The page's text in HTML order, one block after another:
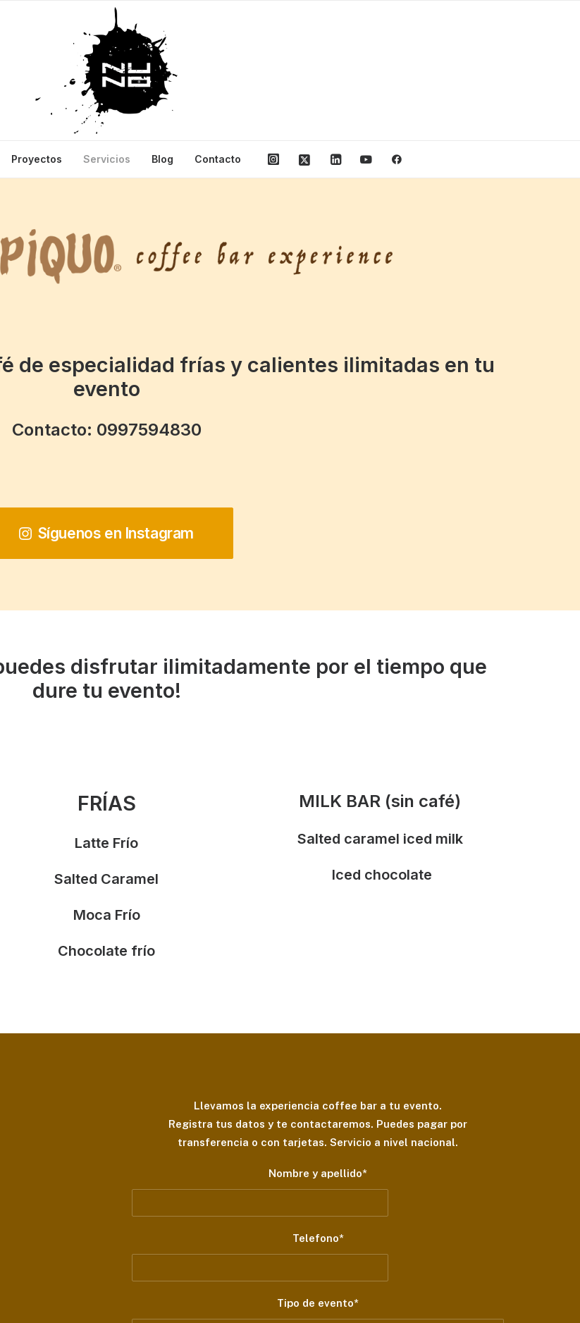
Proyectos Servicios Blog Contacto
de especialidad frías y calientes ilimitadas en tu
evento
Contacto: 0997594830
Síguenos en Instagram
disfrutar ilimitadamente por el tiempo que
dure tu evento!
FRÍAS
Latte Frío
Salted Caramel
Moca Frío
Chocolate frío
MILK BAR (sin café)
Salted caramel iced milk
Iced chocolate
Llevamos la experiencia coffee bar a tu evento.
Registra tus datos y te contactaremos. Puedes pagar por
transferencia o con tarjetas. Servicio a nivel nacional.
Nombre y apellido*
Telefono*
Tipo de evento*